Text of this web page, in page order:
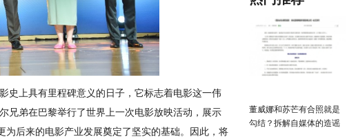
史上具有里程碑意义的日子，它标志着电影这一伟
兄弟在巴黎举行了世界上一次电影放映活动，展示
后来的电影产业发展奠定了坚实的基础。因此，将
董威娜和苏芒有合照就是
勾结？拆解自媒体的造谣